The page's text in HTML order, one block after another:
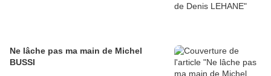
Ne lâche pas ma main de Michel
BUSSI